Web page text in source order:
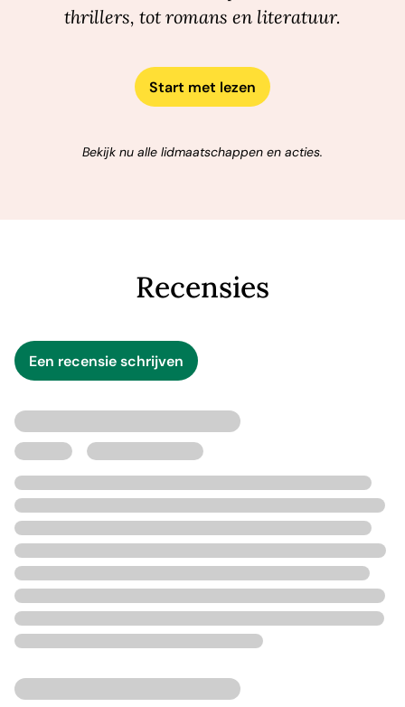
thrillers, tot romans en literatuur.
Start met lezen
Bekijk nu alle lidmaatschappen en acties.
Recensies
Een recensie schrijven